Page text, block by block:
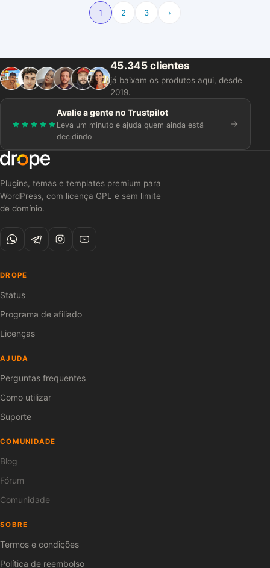
1 2 3 ›
45.345 clientes
já baixam os produtos aqui, desde
2019.
Avalie a gente no Trustpilot
Leva um minuto e ajuda quem ainda está
decidindo
Plugins, temas e templates premium para
WordPress, com licença GPL e sem limite
de domínio.
DROPE
Status
Programa de afiliado
Licenças
AJUDA
Perguntas frequentes
Como utilizar
Suporte
COMUNIDADE
Blog
Fórum
Comunidade
SOBRE
Termos e condições
Política de reembolso